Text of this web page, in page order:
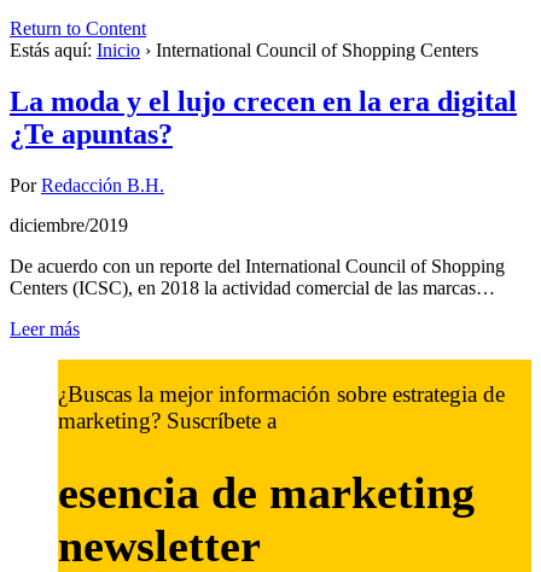
Return to Content
Estás aquí: Inicio › International Council of Shopping Centers
La moda y el lujo crecen en la era digital
¿Te apuntas?
PorRedacción B.H.
diciembre/2019
De acuerdo con un reporte del International Council of Shopping
Centers (ICSC), en 2018 la actividad comercial de las marcas…
Leer más
¿Buscas la mejor información sobre estrategia de
marketing? Suscríbete a
esencia de marketing
newsletter